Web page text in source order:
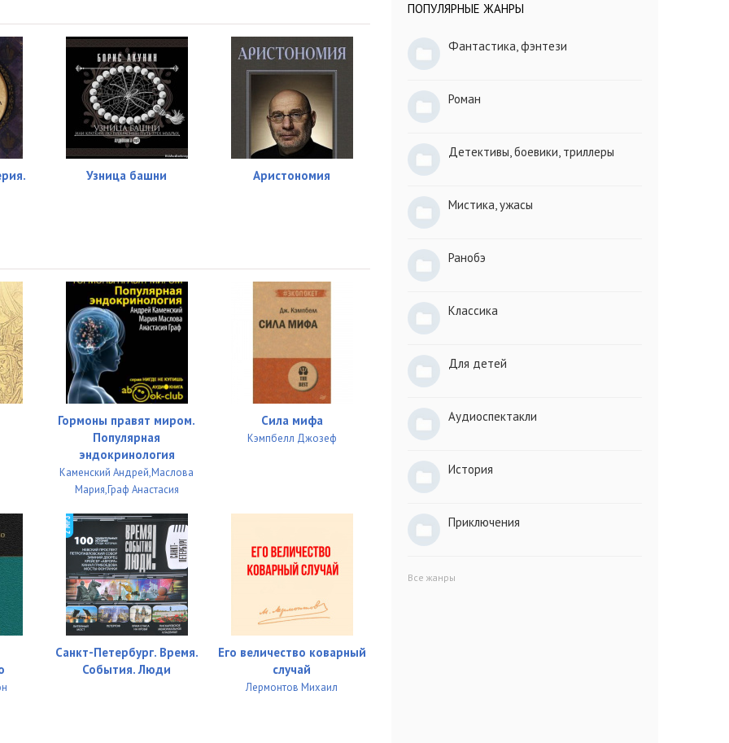
02:04
11:46
08:02
13:28
Узница башни Аристономия
Гормоны правят миром.
Популярная
эндокринология
Каменский Андрей,Маслова
Мария,Граф Анастасия
Сила мифа
Кэмпбелл Джозеф
Санкт-Петербург. Время.
События. Люди
Его величество коварный
случай
Лермонтов Михаил
ПОПУЛЯРНЫЕ ЖАНРЫ
Фантастика, фэнтези
Роман
Детективы, боевики, триллеры
Мистика, ужасы
Ранобэ
Классика
Для детей
Аудиоспектакли
История
Приключения
Все жанры